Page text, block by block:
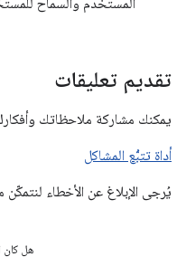
المستخدم والسماح
تقديم تعليقات
يمكنك مشاركة ملاحظاتك
أداة تتبُّع المشاكل
يُرجى الإبلاغ عن الأخطاء
هل كان